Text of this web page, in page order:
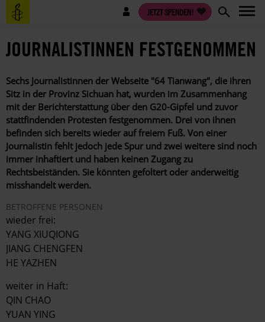
Direkt
zum
Benutzermenü JETZT SPENDEN!
JOURNALISTINNEN FESTGENOMMEN
Sechs Journalistinnen der Webseite "64 Tianwang", die ihren
Sitz in der Provinz Sichuan hat, wurden im Zusammenhang
mit der Berichterstattung über den G20-Gipfel und zuvor
stattfindenden Protesten festgenommen. Drei von ihnen
befinden sich bereits wieder auf freiem Fuß. Von einer
Journalistin fehlt jedoch jede Spur und zwei weitere sind noch
immer inhaftiert und haben keinen Zugang zu
Rechtsbeiständen. Sie könnten gefoltert oder anderweitig
misshandelt werden.
BETROFFENE PERSONEN
wieder frei:
YANG XIUQIONG
JIANG CHENGFEN
HE YAZHEN
weiter in Haft:
QIN CHAO
YUAN YING